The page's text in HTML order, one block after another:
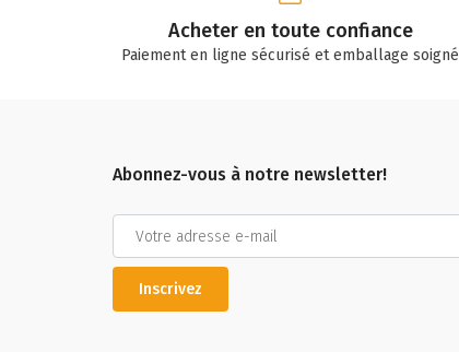
Acheter en toute confiance
Paiement en ligne sécurisé et emballage soigné
Abonnez-vous à notre newsletter!
Inscrivez